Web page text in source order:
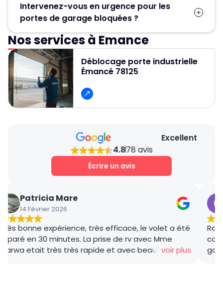
les pièces défectueuses (ressort, moteur,
câbles, rails) sont remplacées, ce qui permet
d’éviter un changement complet de la porte.
Intervenez-vous en urgence pour les
portes de garage bloquées ?
Oui, un service d’urgence est disponible
24h/24 et 7j/7 pour débloquer et réparer
rapidement les portes de garage.
Nos services à Emance
Déblocage porte industrielle
Émancé 78125
Excellent
4.878 avis
Écrire un avis
Patricia Mare
14 Février 2026
Très bonne expérience, très efficace, le volet a été
réparé en 30 minutes. La prise de rv avec Mme
Marwa etait très très rapide et avec beaucoup de
voir plus